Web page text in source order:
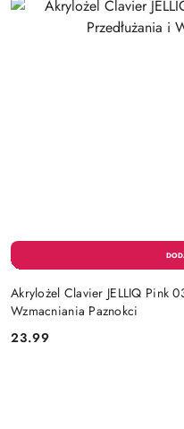
Akrylożel Clavier JELLIQ Pink
Wzmacniania Paznokci
Cena:
23.99